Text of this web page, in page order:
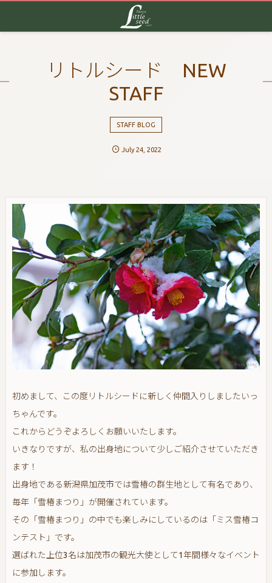
リトルシード NEW
STAFF
STAFF BLOG
July 24 ,2022
初めまして、この度リトルシードに新しく仲間入りしましたいっ
ちゃんです。
これからどうぞよろしくお願いいたします。
いきなりですが、私の出身地について少しご紹介させていただき
ます！
出身地である新潟県加茂市では雪椿の群生地として有名であり、
毎年「雪椿まつり」が開催されています。
その「雪椿まつり」の中でも楽しみにしているのは「ミス雪椿コ
ンテスト」です。
選ばれた上位3名は加茂市の観光大使として1年間様々なイベント
に参加します。